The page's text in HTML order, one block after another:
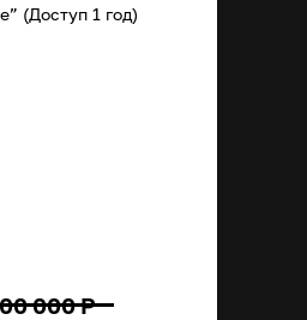
000 Р
(Доступ 1 год)